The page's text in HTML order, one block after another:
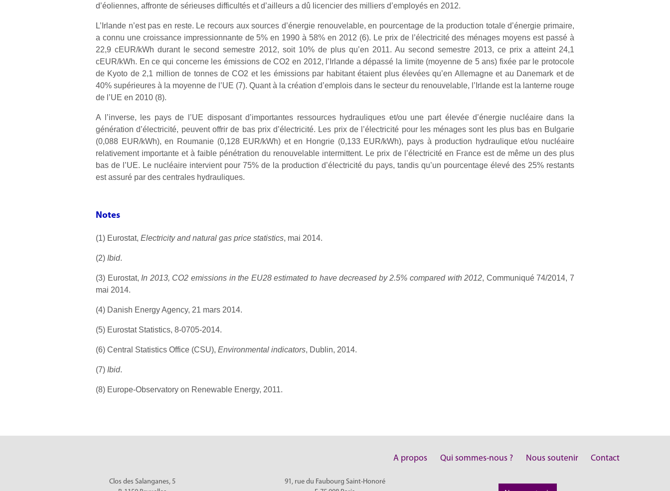
d’éoliennes, affronte de sérieuses difficultés et d’ailleurs a dû licencier des milliers d’employés en 2012.
L’Irlande n’est pas en reste. Le recours aux sources d’énergie renouvelable, en pourcentage de la production totale d’énergie primaire,
a connu une croissance impressionnante de 5% en 1990 à 58% en 2012 (6). Le prix de l’électricité des ménages moyens est passé à
22,9 cEUR/kWh durant le second semestre 2012, soit 10% de plus qu’en 2011. Au second semestre 2013, ce prix a atteint 24,1
cEUR/kWh. En ce qui concerne les émissions de CO2 en 2012, l’Irlande a dépassé la limite (moyenne de 5 ans) fixée par le protocole
de Kyoto de 2,1 million de tonnes de CO2 et les émissions par habitant étaient plus élevées qu’en Allemagne et au Danemark et de
40% supérieures à la moyenne de l’UE (7). Quant à la création d’emplois dans le secteur du renouvelable, l’Irlande est la lanterne rouge
de l’UE en 2010 (8).
A l’inverse, les pays de l’UE disposant d’importantes ressources hydrauliques et/ou une part élevée d’énergie nucléaire dans la
génération d’électricité, peuvent offrir de bas prix d’électricité. Les prix de l’électricité pour les ménages sont les plus bas en Bulgarie
(0,088 EUR/kWh), en Roumanie (0,128 EUR/kWh) et en Hongrie (0,133 EUR/kWh), pays à production hydraulique et/ou nucléaire
relativement importante et à faible pénétration du renouvelable intermittent. Le prix de l’électricité en France est de même un des plus
bas de l’UE. Le nucléaire intervient pour 75% de la production d’électricité du pays, tandis qu’un pourcentage élevé des 25% restants
est assuré par des centrales hydrauliques.
Notes
(1) Eurostat, Electricity and natural gas price statistics, mai 2014.
(2) Ibid.
(3) Eurostat, In 2013, CO2 emissions in the EU28 estimated to have decreased by 2.5% compared with 2012, Communiqué 74/2014, 7
mai 2014.
(4) Danish Energy Agency, 21 mars 2014.
(5) Eurostat Statistics, 8-0705-2014.
(6) Central Statistics Office (CSU), Environmental indicators, Dublin, 2014.
(7) Ibid.
(8) Europe-Observatory on Renewable Energy, 2011.
A propos Qui sommes-nous ? Nous soutenir Contact
Clos des Salanganes, 5
91, rue du Faubourg Saint-Honoré